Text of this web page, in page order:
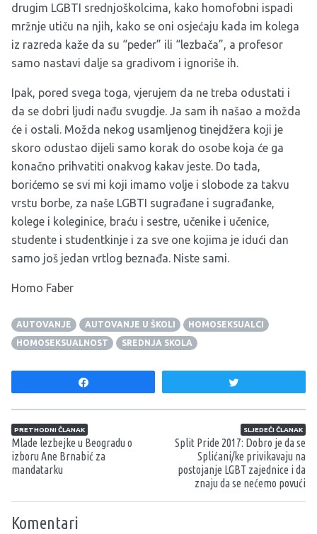
drugim LGBTI srednjoškolcima, kako homofobni ispadi
mržnje utiču na njih, kako se oni osjećaju kada im kolega
iz razreda kaže da su “peder” ili “lezbača”, a profesor
samo nastavi dalje sa gradivom i ignoriše ih.
Ipak, pored svega toga, vjerujem da ne treba odustati i
da se dobri ljudi nađu svugdje. Ja sam ih našao a možda
će i ostali. Možda nekog usamljenog tinejdžera koji je
skoro odustao dijeli samo korak do osobe koja će ga
konačno prihvatiti onakvog kakav jeste. Do tada,
borićemo se svi mi koji imamo volje i slobode za takvu
vrstu borbe, za naše LGBTI sugrađane i sugrađanke,
kolege i koleginice, braću i sestre, učenike i učenice,
studente i studentkinje i za sve one kojima je idući dan
samo još jedan vrtlog beznađa. Niste sami.
Homo Faber
AUTOVANJE AUTOVANJE U ŠKOLI
HOMOSEKSUALCI
HOMOSEKSUALNOST
SREDNJA SKOLA
Navigacija članaka
PRETHODNI ČLANAK
Mlade lezbejke u Beogradu o
izboru Ane Brnabić za
mandatarku
SLJEDEĆI ČLANAK
Split Pride 2017: Dobro je da se
Splićani/ke privikavaju na
postojanje LGBT zajednice i da
znaju da se nećemo povući
Komentari